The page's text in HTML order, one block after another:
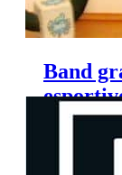
Band
entre